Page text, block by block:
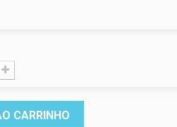
CARRINHO